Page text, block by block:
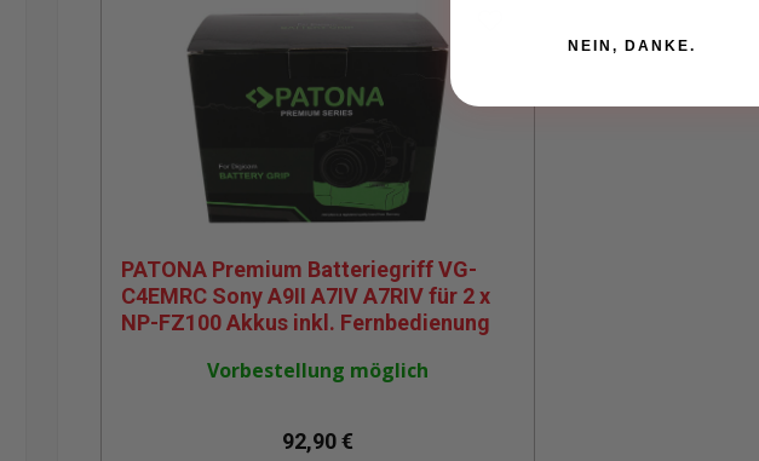
PATONA Premium Batteriegriff VG-
C4EMRC Sony A9II A7IV A7RIV für 2 x
NP-FZ100 Akkus inkl. Fernbedienung
Vorbestellung möglich
Regulärer Preis:
92,90 €
NEIN, DANKE.